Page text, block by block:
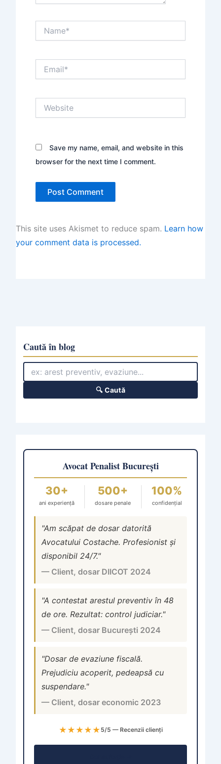
Save my name, email, and website in this
browser for the next time I comment.
This site uses Akismet to reduce spam. Learn how
your comment data is processed.
Caută în blog
🔍 Caută
Avocat Penalist București
30+
ani experiență
500+
dosare penale
100%
confidențial
"Am scăpat de dosar datorită
Avocatului Costache. Profesionist și
disponibil 24/7."
— Client, dosar DIICOT 2024
"A contestat arestul preventiv în 48
de ore. Rezultat: control judiciar."
— Client, dosar București 2024
"Dosar de evaziune fiscală.
Prejudiciu acoperit, pedeapsă cu
suspendare."
— Client, dosar economic 2023
★★★★★ 5/5 — Recenzii clienți